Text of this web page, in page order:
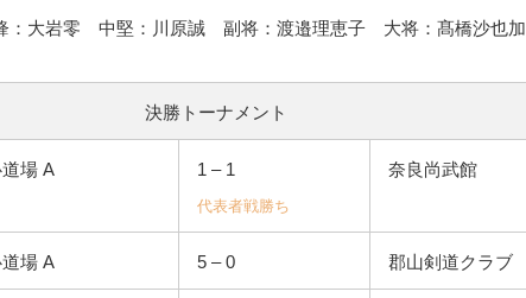
：大岩零 中堅：川原誠 副将：渡邉理恵子 大将：髙橋沙也加
決勝トーナメント
場 A 1 – 1
代表者戦勝ち
奈良尚武館
場 A 5 – 0 郡山剣道クラブ